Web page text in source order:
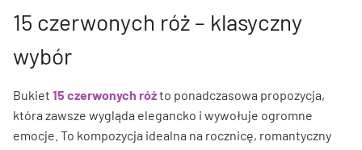
15 czerwonych róż – klasyczny
wybór
Bukiet 15 czerwonych różto ponadczasowa propozycja,
która zawsze wygląda elegancko i wywołuje ogromne
emocje. To kompozycja idealna na rocznicę, romantyczny